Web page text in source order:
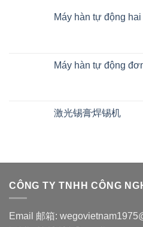
Máy hàn tự động
Máy hàn tự động
激光锡膏焊锡机
CÔNG TY TNHH CÔNG
Email 邮箱: